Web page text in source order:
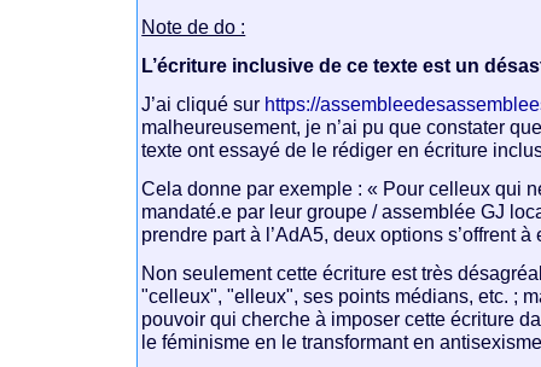
Note de do :
L’écriture inclusive de ce texte est un
J’ai cliqué sur https://
malheureusement, je n’ai pu que constater
texte ont essayé de le rédiger en écriture
Cela donne par exemple : « Pour celleux qui
mandaté.e par leur groupe / assemblée GJ
prendre part à l’AdA5, deux options s’offrent à
Non seulement cette écriture est très
"celleux", "elleux", ses points médians, etc. ;
pouvoir qui cherche à imposer cette écriture
le féminisme en le transformant en